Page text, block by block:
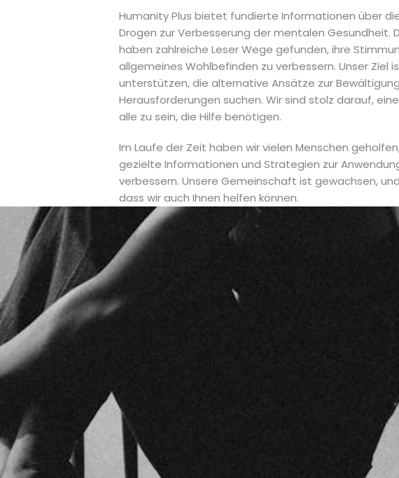
Humanity Plus bietet fundierte Informationen über
Drogen zur Verbesserung der mentalen Gesundheit.
haben zahlreiche Leser Wege gefunden, ihre
allgemeines Wohlbefinden zu verbessern. Unser Ziel
unterstützen, die alternative Ansätze zur
Herausforderungen suchen. Wir sind stolz darauf,
alle zu sein, die Hilfe benötigen.
Im Laufe der Zeit haben wir vielen Menschen
gezielte Informationen und Strategien zur
verbessern. Unsere Gemeinschaft ist gewachsen,
dass wir auch Ihnen helfen können.